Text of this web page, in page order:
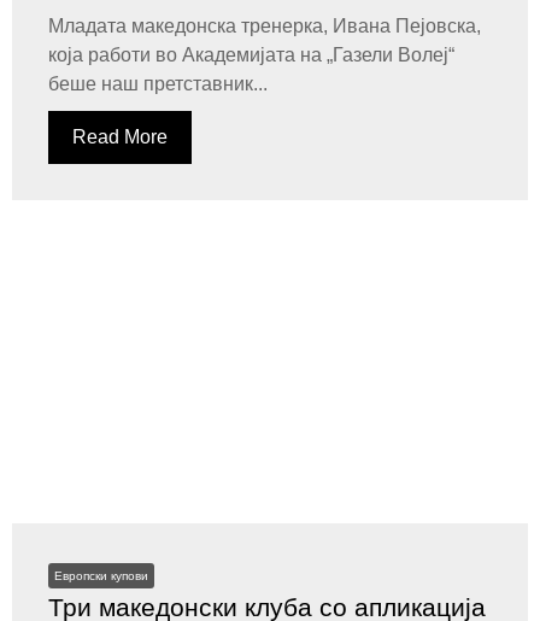
Младата македонска тренерка, Ивана Пејовска,
која работи во Академијата на „Газели Волеј“
беше наш претставник...
Read More
Европски купови
Три македонски клуба со апликација